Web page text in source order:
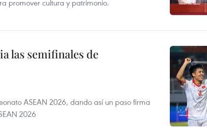
promover cultura y patrimonio.
las semifinales de
ASEAN 2026, dando así un paso firma
2026